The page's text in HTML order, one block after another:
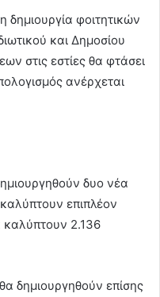
φοιτητικών
και Δημοσίου
στις εστίες θα φτάσει
ανέρχεται
δυο νέα
επιπλέον
καλύπτουν 2.136
δημιουργηθούν επίσης